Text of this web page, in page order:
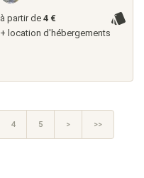
à partir de 4 €
+ location d'hébergements
4 5 > >>